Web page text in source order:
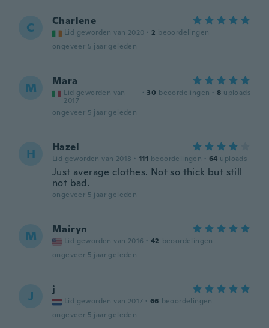
C Charlene
Lid geworden van 2020 · 2 beoordelingen
ongeveer 5 jaar geleden
M Mara
Lid geworden van
2017
· 30 beoordelingen · 8 uploads
ongeveer 5 jaar geleden
H Hazel
Lid geworden van 2018 · 111 beoordelingen · 64 uploads
Just average clothes. Not so thick but still
not bad.
ongeveer 5 jaar geleden
M Mairyn
Lid geworden van 2016 · 42 beoordelingen
ongeveer 5 jaar geleden
J j
Lid geworden van 2017 · 66 beoordelingen
ongeveer 5 jaar geleden